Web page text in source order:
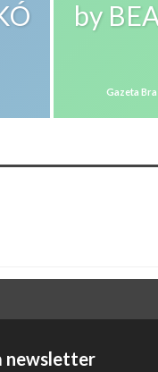
by
Gazeta
newsletter